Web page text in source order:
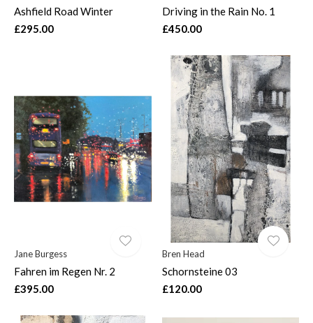
Ashfield Road Winter
£295.00
Driving in the Rain No. 1
£450.00
Jane Burgess
Fahren im Regen Nr. 2
£395.00
Bren Head
Schornsteine 03
£120.00